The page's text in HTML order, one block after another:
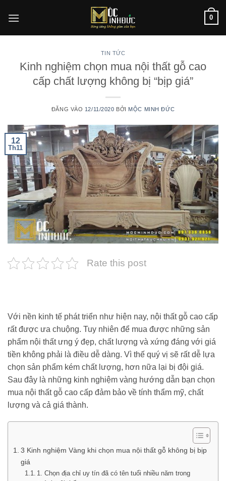
qua
0
TIN TỨC
Kinh nghiệm chọn mua nội thất gỗ cao
cấp chất lượng không bị “bịp giá”
ĐĂNG VÀO 12/11/2020 BỞI MỘC MINH ĐỨC
12
Th11
Rate this post
Với nền kinh tế phát triển như hiện nay, nội thất gỗ cao cấp
rất được ưa chuộng. Tuy nhiên để mua được những sản
phẩm nội thất ưng ý đẹp, chất lượng và xứng đáng với giá
tiền không phải là điều dễ dàng. Vì thế quý vị sẽ rất dễ lựa
chọn sản phẩm kém chất lượng, hơn nữa lại bị đội giá.
Sau đây là những kinh nghiệm vàng hướng dẫn bạn chọn
mua nội thất gỗ cao cấp đảm bảo về tính thẩm mỹ, chất
lượng và cả giá thành.
3 Kinh nghiệm Vàng khi chọn mua nội thất gỗ không bị bịp
giá
1. Chọn địa chỉ uy tín đã có tên tuổi nhiều năm trong